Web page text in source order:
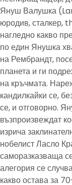
Януш Валушка
юродив, сталкер,
нагледно какво
по един Янушка
на Рембрандт,
планета и ги
на кръчмата.
кандилкайки се,
се, и отговорно.
възпроизвеждат
изрича
нобелист Ласло
саморазказваща
алегория се
какво остава за